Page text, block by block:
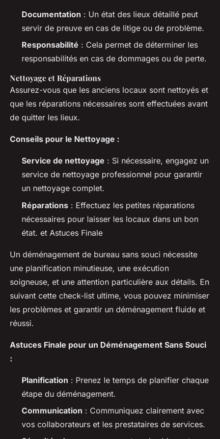
Documentation : Un état des lieux détaillé peut
servir de preuve en cas de litige ou de problème.
Responsabilité : Cela permet de déterminer les
responsabilités en cas de dommages ou de perte.
Nettoyage et Réparations
Assurez-vous que les anciens locaux sont nettoyés et
que les réparations nécessaires sont effectuées avant
de quitter les lieux.
Conseils pour le Nettoyage :
Service de nettoyage : Si nécessaire, engagez un
service de nettoyage professionnel pour garantir
un nettoyage complet.
Réparations : Effectuez les petites réparations
nécessaires pour laisser les locaux dans un bon
état. et Astuces Finale
Un déménagement de bureau sans souci nécessite
une planification minutieuse, une exécution
soigneuse, et une attention particulière aux détails. En
suivant cette check-list ultime, vous pouvez minimiser
les problèmes et garantir un déménagement fluide et
réussi.
Astuces Finale pour un Déménagement Sans Souci
:
Planification : Prenez le temps de planifier chaque
étape du déménagement.
Communication : Communiquez clairement avec
vos collaborateurs et les prestataires de services.